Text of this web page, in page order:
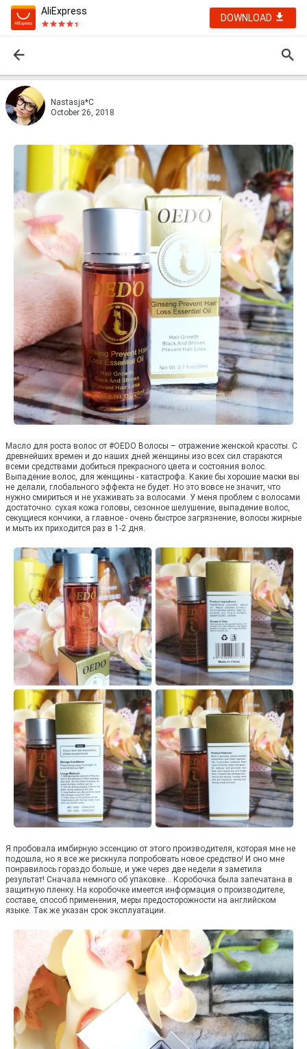
AliExpress
DOWNLOAD
Nastasja*C
October 26, 2018
Масло для роста волос от #OEDO Волосы – отражение женской красоты. С
древнейших времен и до наших дней женщины изо всех сил стараются
всеми средствами добиться прекрасного цвета и состояния волос.
Выпадение волос, для женщины - катастрофа. Какие бы хорошие маски вы
не делали, глобального эффекта не будет. Но это вовсе не значит, что
нужно смириться и не ухаживать за волосами. У меня проблем с волосами
достаточно: сухая кожа головы, сезонное шелушение, выпадение волос,
секущиеся кончики, а главное - очень быстрое загрязнение, волосы жирные
и мыть их приходится раз в 1-2 дня.
Я пробовала имбирную эссенцию от этого производителя, которая мне не
подошла, но я все же рискнула попробовать новое средство! И оно мне
понравилось гораздо больше, и уже через две недели я заметила
результат! Сначала немного об упаковке... Коробочка была запечатана в
защитную пленку. На коробочке имеется информация о производителе,
составе, способ применения, меры предосторожности на английском
языке. Так же указан срок эксплуатации.